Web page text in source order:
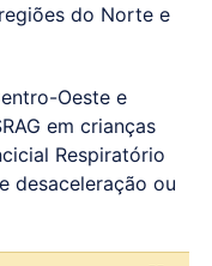
do Norte e
Oeste e
em crianças
Respiratório
desaceleração ou